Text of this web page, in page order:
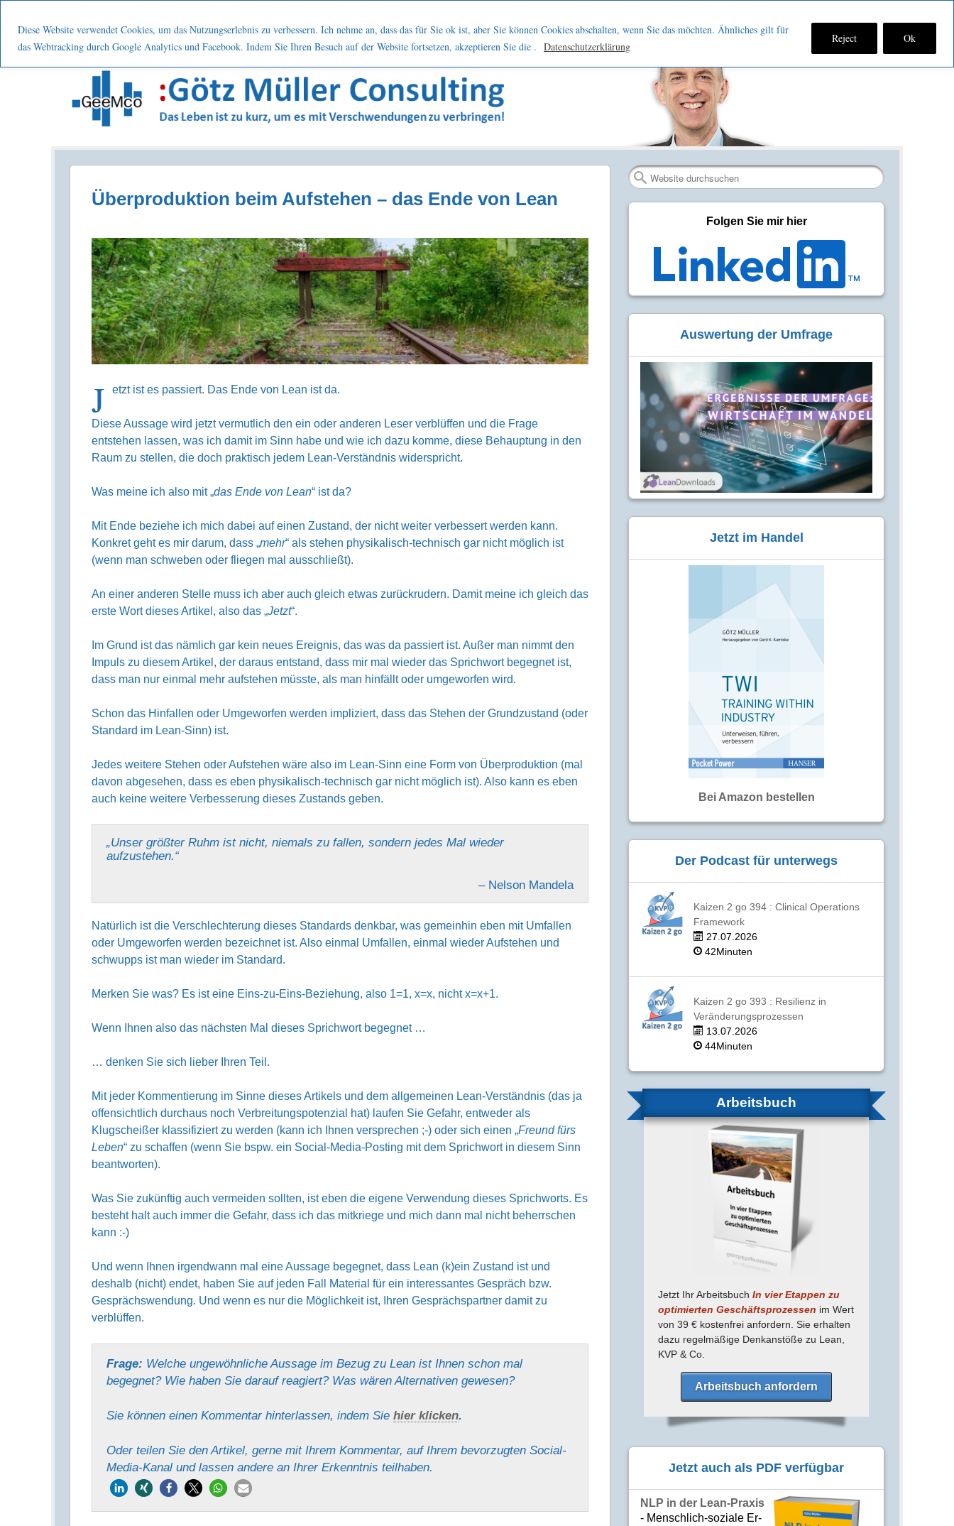
Diese Website verwendet Cookies, um das Nutzungserlebnis zu verbessern. Ich nehme an, dass das für Sie ok ist, aber Sie können Cookies abschalten, wenn Sie das möchten. Ähnliches gilt für
das Webtracking durch Google Analytics und Facebook. Indem Sie Ihren Besuch auf der Website fortsetzen, akzeptieren Sie die . Datenschutzerklärung
Reject Ok
Menu
Start
Leistung Nutzen Über mich Netzwerk Kontakt Blog
Podcast
Fan Verbinden
RSS-
Prozesse . Systematisch . Kontinuierlich . Verbessern
Search
Überproduktion beim Aufstehen – das Ende von Lean
J etzt ist es passiert. Das Ende von Lean ist da.
Diese Aussage wird jetzt vermutlich den ein oder anderen Leser verblüffen und die Frage
entstehen lassen, was ich damit im Sinn habe und wie ich dazu komme, diese Behauptung in den
Raum zu stellen, die doch praktisch jedem Lean-Verständnis widerspricht.
Was meine ich also mit „das Ende von Lean“ ist da?
Mit Ende beziehe ich mich dabei auf einen Zustand, der nicht weiter verbessert werden kann.
Konkret geht es mir darum, dass „mehr“ als stehen physikalisch-technisch gar nicht möglich ist
(wenn man schweben oder fliegen mal ausschließt).
An einer anderen Stelle muss ich aber auch gleich etwas zurückrudern. Damit meine ich gleich das
erste Wort dieses Artikel, also das „Jetzt“.
Im Grund ist das nämlich gar kein neues Ereignis, das was da passiert ist. Außer man nimmt den
Impuls zu diesem Artikel, der daraus entstand, dass mir mal wieder das Sprichwort begegnet ist,
dass man nur einmal mehr aufstehen müsste, als man hinfällt oder umgeworfen wird.
Schon das Hinfallen oder Umgeworfen werden impliziert, dass das Stehen der Grundzustand (oder
Standard im Lean-Sinn) ist.
Jedes weitere Stehen oder Aufstehen wäre also im Lean-Sinn eine Form von Überproduktion (mal
davon abgesehen, dass es eben physikalisch-technisch gar nicht möglich ist). Also kann es eben
auch keine weitere Verbesserung dieses Zustands geben.
„Unser größter Ruhm ist nicht, niemals zu fallen, sondern jedes Mal wieder
aufzustehen.“
– Nelson Mandela
Natürlich ist die Verschlechterung dieses Standards denkbar, was gemeinhin eben mit Umfallen
oder Umgeworfen werden bezeichnet ist. Also einmal Umfallen, einmal wieder Aufstehen und
schwupps ist man wieder im Standard.
Merken Sie was? Es ist eine Eins-zu-Eins-Beziehung, also 1=1, x=x, nicht x=x+1.
Wenn Ihnen also das nächsten Mal dieses Sprichwort begegnet …
… denken Sie sich lieber Ihren Teil.
Mit jeder Kommentierung im Sinne dieses Artikels und dem allgemeinen Lean-Verständnis (das ja
offensichtlich durchaus noch Verbreitungspotenzial hat) laufen Sie Gefahr, entweder als
Klugscheißer klassifiziert zu werden (kann ich Ihnen versprechen ;-) oder sich einen „Freund fürs
Leben“ zu schaffen (wenn Sie bspw. ein Social-Media-Posting mit dem Sprichwort in diesem Sinn
beantworten).
Was Sie zukünftig auch vermeiden sollten, ist eben die eigene Verwendung dieses Sprichworts. Es
besteht halt auch immer die Gefahr, dass ich das mitkriege und mich dann mal nicht beherrschen
kann :-)
Und wenn Ihnen irgendwann mal eine Aussage begegnet, dass Lean (k)ein Zustand ist und
deshalb (nicht) endet, haben Sie auf jeden Fall Material für ein interessantes Gespräch bzw.
Gesprächswendung. Und wenn es nur die Möglichkeit ist, Ihren Gesprächspartner damit zu
verblüffen.
Frage: Welche ungewöhnliche Aussage im Bezug zu Lean ist Ihnen schon mal
begegnet? Wie haben Sie darauf reagiert? Was wären Alternativen gewesen?
Sie können einen Kommentar hinter­lassen, indem Sie hier klicken.
Oder teilen Sie den Artikel, gerne mit Ihrem Kommentar, auf Ihrem bevorzugten Social-
Media-Kanal und lassen andere an Ihrer Erkenntnis teilhaben.
Folgen Sie mir hier
Auswertung der Umfrage
Jetzt im Handel
Bei Amazon bestellen
Der Podcast für unterwegs
Kaizen 2 go 394 : Clinical Operations
Framework
27.07.2026
42Minuten
Kaizen 2 go 393 : Resilienz in
Veränderungsprozessen
13.07.2026
44Minuten
Arbeitsbuch
Jetzt Ihr Arbeitsbuch In vier Etappen zu
optimierten Geschäfts­prozessen im Wert
von 39 € kostenfrei anfordern. Sie erhalten
dazu regel­mäßige Denk­anstöße zu Lean,
KVP & Co.
Arbeitsbuch anfordern
Jetzt auch als PDF verfügbar
NLP in der Lean-Praxis
- Mensch­lich-soziale Er­